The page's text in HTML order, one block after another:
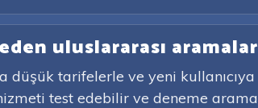
uluslararası
düşük tarifelerle ve yeni
test edebilir ve deneme